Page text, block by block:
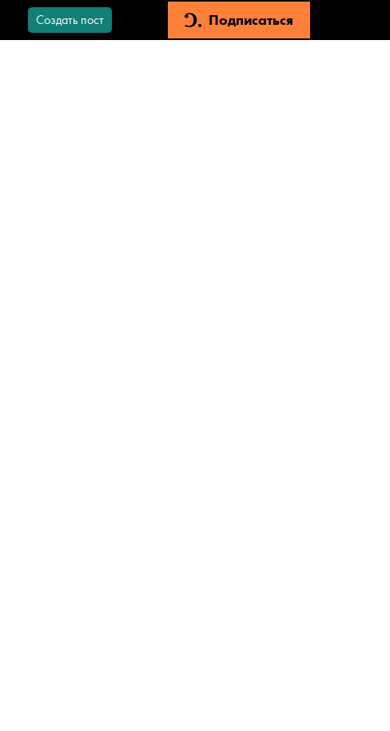
Создать пост Подписаться